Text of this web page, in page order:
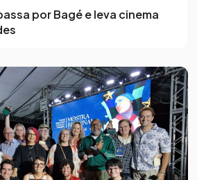
por Bagé e leva cinema